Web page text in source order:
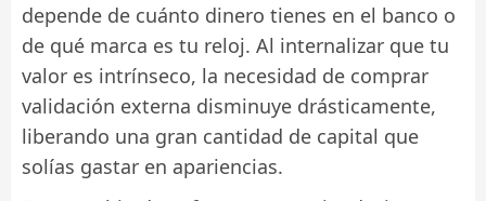
depende de cuánto dinero tienes en el banco o
de qué marca es tu reloj. Al internalizar que tu
valor es intrínseco, la necesidad de comprar
validación externa disminuye drásticamente,
liberando una gran cantidad de capital que
solías gastar en apariencias.